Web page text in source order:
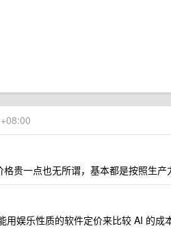
贵一点也无所谓，基本都是按照生产
用娱乐性质的软件定价来比较 AI 的